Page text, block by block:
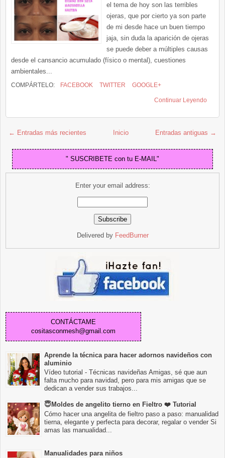
el tema de hoy son las terribles
ojeras, que por cierto ya son parte
de mi desde hace un buen tiempo
jaja, sin duda la aparición de ojeras
se puede deber a múltiples causas
desde el cansancio acumulado (físico o mental), cuestiones
ambientales...
COMPÁRTELO: FACEBOOK TWITTER GOOGLE+
Continuar Leyendo
← Entradas más recientes Entradas antiguas →
Inicio
" SUSCRIBETE con tu E-MAIL"
Enter your email address:
Delivered by FeedBurner
CONTÁCTAME
cositasconmesh@gmail.com
Aprende la técnica para hacer adornos navideños con
aluminio
Vídeo tutorial - Técnicas navideñas Amigas, sé que aun
falta mucho para navidad, pero para mis amigas que se
dedican a vender sus trabajos...
😇Moldes de angelito tierno en Fieltro ❤️ Tutorial
Cómo hacer una angelita de fieltro paso a paso: manualidad
tierna, elegante y perfecta para decorar, regalar o vender Si
amas las manualidad...
Manualidades para niños